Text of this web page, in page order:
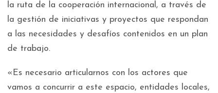
la ruta de la cooperación internacional, a través de
la gestión de iniciativas y proyectos que respondan
a las necesidades y desafíos contenidos en un plan
de trabajo.
«Es necesario articularnos con los actores que
vamos a concurrir a este espacio, entidades locales,